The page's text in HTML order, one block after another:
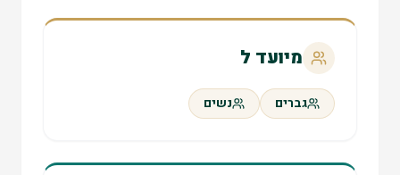
מיועד ל
גברים נשים